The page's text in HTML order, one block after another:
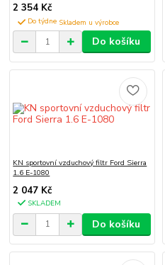
2 354 Kč
Do týdne
Do košíku
KN sportovní vzduchový filtr Ford Sierra
1.6 E-1080
2 047 Kč
SKLADEM
Do košíku